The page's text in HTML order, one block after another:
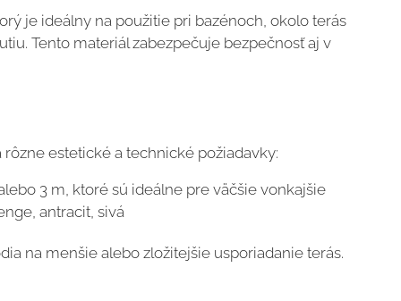
je ideálny na použitie pri bazénoch, okolo terás
Tento materiál zabezpečuje bezpečnosť aj v
estetické a technické požiadavky:
3 m, ktoré sú ideálne pre väčšie vonkajšie
antracit, sivá
na menšie alebo zložitejšie usporiadanie terás.